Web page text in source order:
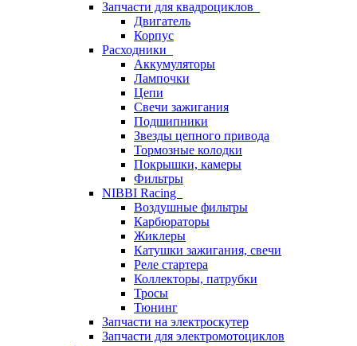
Запчасти для квадроциклов
Двигатель
Корпус
Расходники
Аккумуляторы
Лампочки
Цепи
Свечи зажигания
Подшипники
Звезды цепного привода
Тормозные колодки
Покрышки, камеры
Фильтры
NIBBI Racing
Воздушные фильтры
Карбюраторы
Жиклеры
Катушки зажигания, свечи
Реле стартера
Коллекторы, патрубки
Тросы
Тюнинг
Запчасти на электроскутер
Запчасти для электромотоциклов